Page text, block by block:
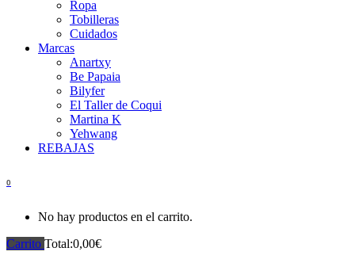
Ropa
Tobilleras
Cuidados
Marcas
Anartxy
Be Papaia
Bilyfer
El Taller de Coqui
Martina K
Yehwang
REBAJAS
0
No hay productos en el carrito.
Carrito Total:0,00€